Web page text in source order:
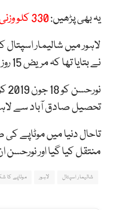
یہ بھی پڑھیں:330 کلو وزنی نور حسن کا آپریشن کامیاب
لاہور میں شالیمار
نے بتایا تھا کہ مریض 15 روز میں چلنا پھرنا شروع کردے گا۔
تحصیل صادق آباد سے لاہور منتقل
تاحال دنیا میں موٹاپے
منتقل کیا گیا اور
شالیمار اسپتال لاہور موٹاپے کا